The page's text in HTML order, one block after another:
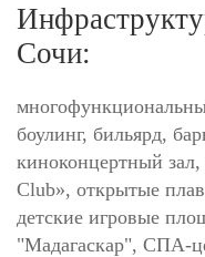
Сочи:
боулинг, бильярд,
киноконцертный
Club», открытые
детские игровые
"Мадагаскар", СПА-